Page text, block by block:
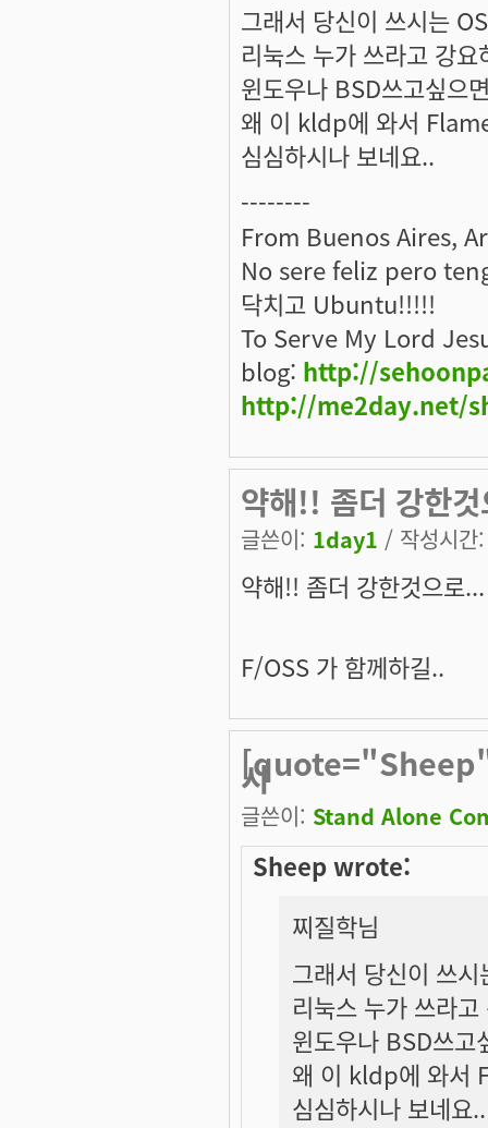
그래서 당신이 쓰시는
리눅스 누가 쓰라고 강요
윈도우나 BSD쓰고싶으
왜 이 kldp에 와서
심심하시나 보네요..
--------
From Buenos Aires,
No sere feliz pero
닥치고 Ubuntu!!!!!
To Serve My Lord
blog: http://
http://me2day.net/
약해!! 좀더 강한
글쓴이: 1day1 / 작성시
약해!! 좀더 강한것으로...
F/OSS 가 함께하길..
시
글쓴이: Stand Alone
Sheep wrote:
찌질학님
그래서 당신이 쓰
리눅스 누가 쓰라
윈도우나 BSD쓰고
왜 이 kldp에 와서
심심하시나 보네요..